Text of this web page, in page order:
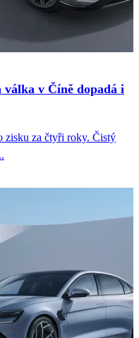
v Číně dopadá i
zisku za čtyři roky. Čistý